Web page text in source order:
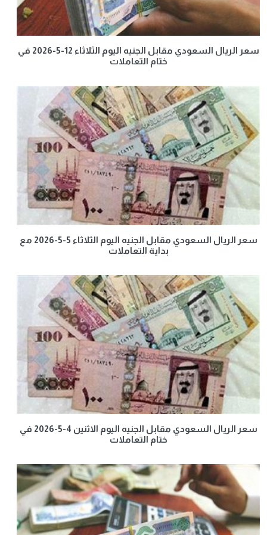
سعر الريال السعودي مقابل الجنيه اليوم الثلاثاء 12-5-2026 في
ختام التعاملات
سعر الريال السعودي مقابل الجنيه اليوم الثلاثاء 5-5-2026 مع
بداية التعاملات
سعر الريال السعودي مقابل الجنيه اليوم الاثنين 4-5-2026 في
ختام التعاملات